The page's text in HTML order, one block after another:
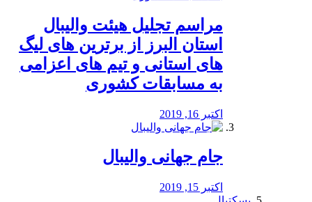
مراسم تجلیل هیئت والیبال
استان البرز از برترین های لیگ
های استانی و تیم های اعزامی
به مسابقات کشوری
اکتبر 16, 2019
جام جهانی والیبال
اکتبر 15, 2019